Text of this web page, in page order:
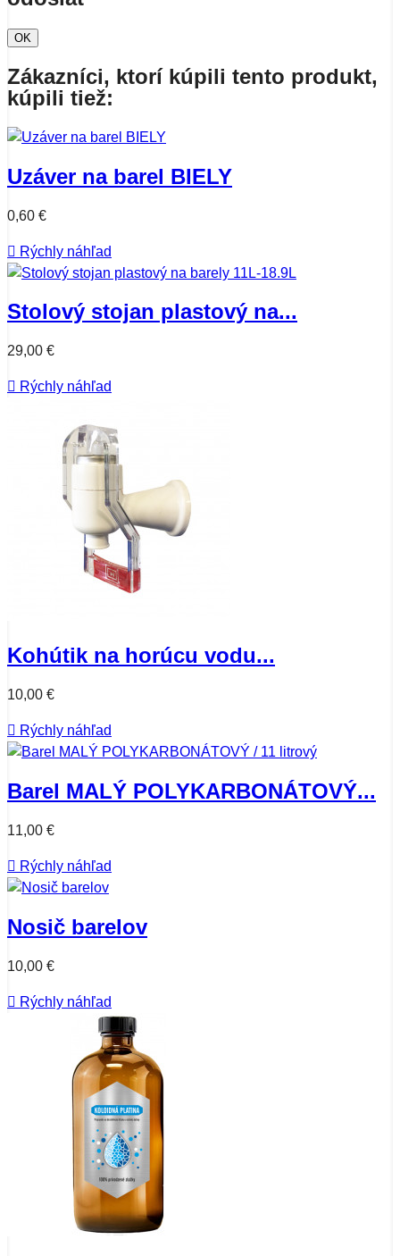
OK
Zákazníci, ktorí kúpili tento produkt,
kúpili tiež:
Uzáver na barel BIELY
0,60 €
 Rýchly náhľad
Stolový stojan plastový na...
29,00 €
 Rýchly náhľad
Kohútik na horúcu vodu...
10,00 €
 Rýchly náhľad
Barel MALÝ POLYKARBONÁTOVÝ...
11,00 €
 Rýchly náhľad
Nosič barelov
10,00 €
 Rýchly náhľad